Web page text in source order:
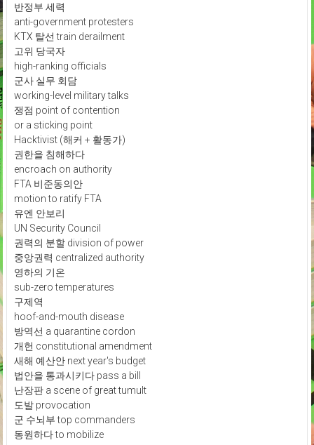
반정부 세력
anti-government protesters
KTX 탈선 train derailment
고위 당국자
high-ranking officials
군사 실무 회담
working-level military talks
쟁점 point of contention
or a sticking point
Hacktivist (해커 + 활동가)
권한을 침해하다
encroach on authority
FTA 비준동의안
motion to ratify FTA
유엔 안보리
UN Security Council
권력의 분할 division of power
중앙권력 centralized authority
영하의 기온
sub-zero temperatures
구제역
hoof-and-mouth disease
방역선 a quarantine cordon
개헌 constitutional amendment
새해 예산안 next year's budget
법안을 통과시키다 pass a bill
난장판 a scene of great tumult
도발 provocation
군 수뇌부 top commanders
동원하다 to mobilize